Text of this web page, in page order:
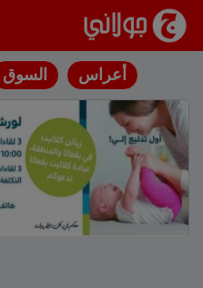
انتقل إلى المحتوى
أعراس السوق